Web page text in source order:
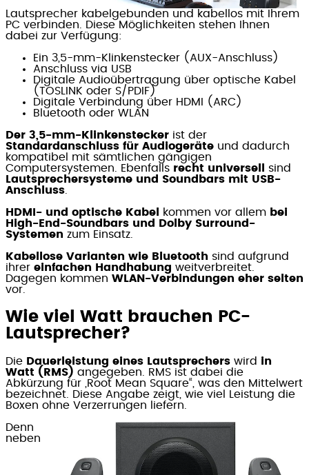
Lautsprecher kabelgebunden und kabellos mit Ihrem
PC verbinden. Diese Möglichkeiten stehen Ihnen
dabei zur Verfügung:
Ein 3,5-mm-Klinkenstecker (AUX-Anschluss)
Anschluss via USB
Digitale Audioübertragung über optische Kabel
(TOSLINK oder S/PDIF)
Digitale Verbindung über HDMI (ARC)
Bluetooth oder WLAN
Der 3,5-mm-Klinkenstecker ist der
Standardanschluss für Audiogeräte und dadurch
kompatibel mit sämtlichen gängigen
Computersystemen. Ebenfalls recht universell
sind
Lautsprechersysteme und Soundbars mit USB-
Anschluss.
HDMI- und optische Kabel
kommen vor allem bei
High-End-Soundbars und Dolby Surround-
Systemen zum Einsatz.
Kabellose Varianten wie Bluetooth sind aufgrund
ihrer einfachen Handhabung weitverbreitet.
Dagegen kommen WLAN-Verbindungen eher selten
vor.
Wie viel Watt brauchen PC-
Lautsprecher?
Die Dauerleistung eines Lautsprechers wird in
Watt (RMS) angegeben. RMS ist dabei die
Abkürzung für „Root Mean Square“, was den Mittelwert
bezeichnet. Diese Angabe zeigt, wie viel Leistung die
Boxen ohne Verzerrungen liefern.
Denn
neben